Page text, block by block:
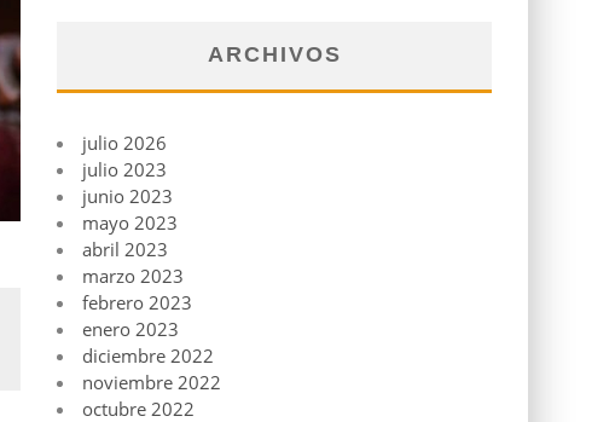
ARCHIVOS
julio 2026
julio 2023
junio 2023
mayo 2023
abril 2023
marzo 2023
febrero 2023
enero 2023
diciembre 2022
noviembre 2022
octubre 2022